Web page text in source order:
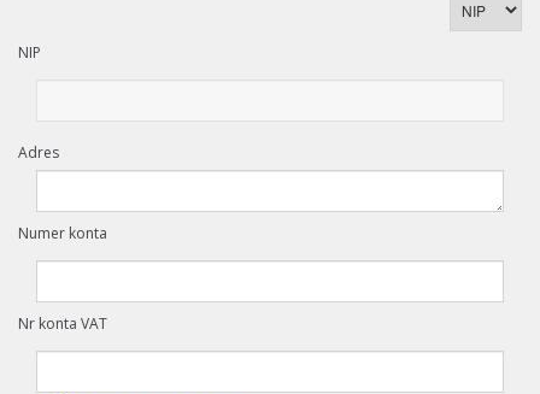
NIP
Adres
Numer konta
Nr konta VAT